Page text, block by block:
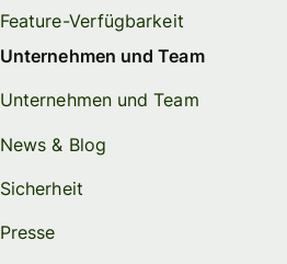
Feature-Verfügbarkeit
Unternehmen und Team
Unternehmen und Team
News & Blog
Sicherheit
Presse